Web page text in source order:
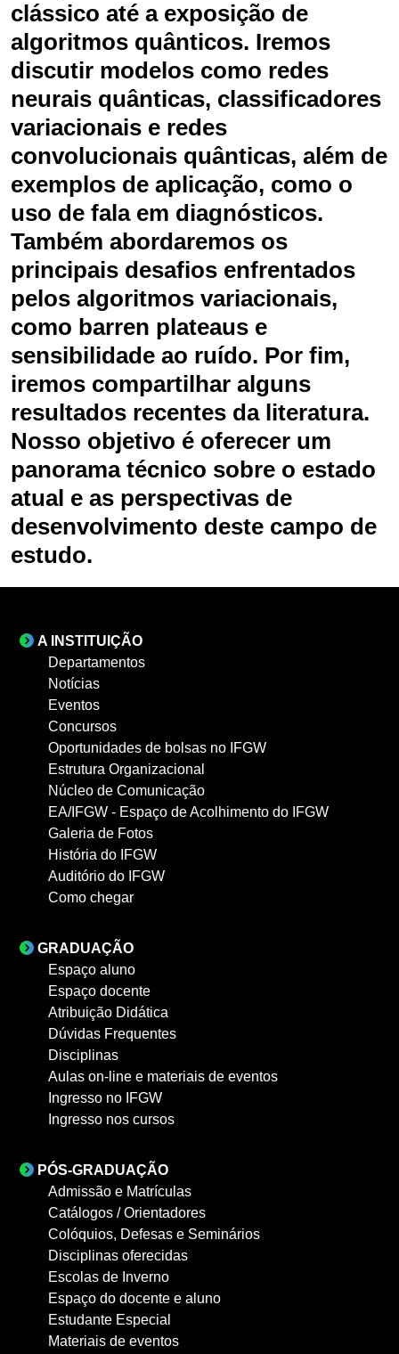
clássico até a exposição de
algoritmos quânticos. Iremos
discutir modelos como redes
neurais quânticas, classificadores
variacionais e redes
convolucionais quânticas, além de
exemplos de aplicação, como o
uso de fala em diagnósticos.
Também abordaremos os
principais desafios enfrentados
pelos algoritmos variacionais,
como barren plateaus e
sensibilidade ao ruído. Por fim,
iremos compartilhar alguns
resultados recentes da literatura.
Nosso objetivo é oferecer um
panorama técnico sobre o estado
atual e as perspectivas de
desenvolvimento deste campo de
estudo.
A INSTITUIÇÃO
Departamentos
Notícias
Eventos
Concursos
Oportunidades de bolsas no IFGW
Estrutura Organizacional
Núcleo de Comunicação
EA/IFGW - Espaço de Acolhimento do IFGW
Galeria de Fotos
História do IFGW
Auditório do IFGW
Como chegar
GRADUAÇÃO
Espaço aluno
Espaço docente
Atribuição Didática
Dúvidas Frequentes
Disciplinas
Aulas on-line e materiais de eventos
Ingresso no IFGW
Ingresso nos cursos
PÓS-GRADUAÇÃO
Admissão e Matrículas
Catálogos / Orientadores
Colóquios, Defesas e Seminários
Disciplinas oferecidas
Escolas de Inverno
Espaço do docente e aluno
Estudante Especial
Materiais de eventos